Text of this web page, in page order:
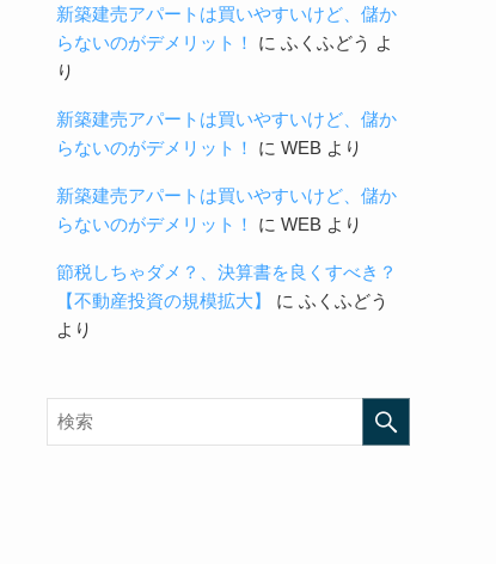
新築建売アパートは買いやすいけど、儲か
らないのがデメリット！
に ふくふどう よ
り
新築建売アパートは買いやすいけど、儲か
らないのがデメリット！
に WEB より
新築建売アパートは買いやすいけど、儲か
らないのがデメリット！
に WEB より
節税しちゃダメ？、決算書を良くすべき？
【不動産投資の規模拡大】
に ふくふどう
より